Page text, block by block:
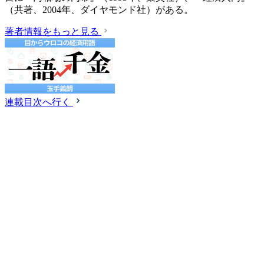
（共著、2004年、ダイヤモンド社）がある。
著者情報をもっと見る
連載目次へ行く